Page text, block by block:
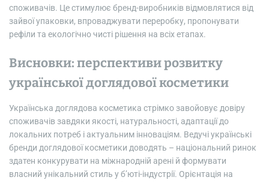
споживачів. Це стимулює бренд-виробників відмовлятися від
зайвої упаковки, впроваджувати переробку, пропонувати
рефіли та екологічно чисті рішення на всіх етапах.
Висновки: перспективи розвитку
української доглядової косметики
Українська доглядова косметика стрімко завойовує довіру
споживачів завдяки якості, натуральності, адаптації до
локальних потреб і актуальним інноваціям. Ведучі українські
бренди доглядової косметики доводять – національний ринок
здатен конкурувати на міжнародній арені й формувати
власний унікальний стиль у б’юті-індустрії. Орієнтація на